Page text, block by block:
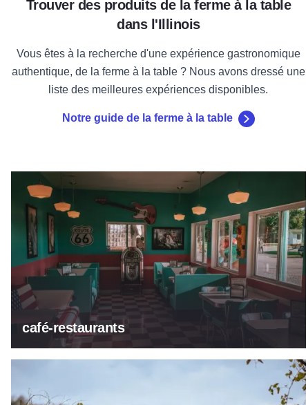
Trouver des produits de la ferme à la table
dans l'Illinois
Vous êtes à la recherche d'une expérience gastronomique
authentique, de la ferme à la table ? Nous avons dressé une
liste des meilleures expériences disponibles.
Notre guide de la ferme à la table
café-restaurants
café-restaurants